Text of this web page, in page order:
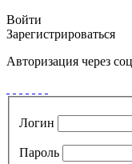
Войти
Зарегистрироваться
Авторизация через
Логин
Пароль